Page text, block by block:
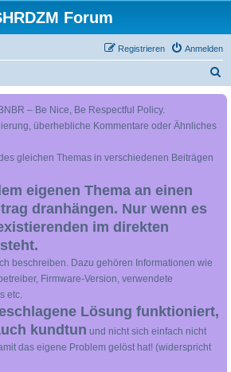
Forum
Anmelden
Registrieren
– Be Nice, Be Respectful Policy.
überhebliche Kommentare oder Ähnliches
gleichen Themas in verschiedenen Beiträgen
eigenen Thema an einen
dranhängen. Nur wenn es
im direkten
beschreiben. Dazu gehören Informationen wie
Firmware-Version, verwendete
etc.
Lösung funktioniert,
kundtun und nicht sich einfach nicht
das eigene Problem gelöst hat! (widerspricht